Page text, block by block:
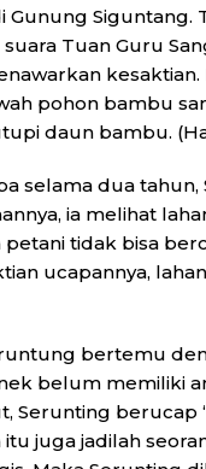
Gunung Siguntang.
Tuan Guru
kesaktian.
pohon bambu
daun bambu.
selama dua
ia melihat
petani tidak bisa
ucapannya,
bertemu
belum memiliki
Serunting berucap
itu juga jadilah